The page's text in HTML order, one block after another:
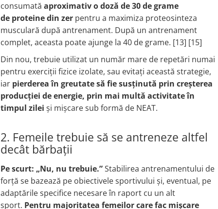
consumată aproximativ o doză de 30 de grame
de proteine din zer pentru a maximiza proteosinteza
musculară după antrenament. După un antrenament
complet, aceasta poate ajunge la 40 de grame. [13] [15]
Din nou, trebuie utilizat un număr mare de repetări numai
pentru exerciții fizice izolate, sau evitați această strategie,
iar pierderea în greutate să fie susținută prin creșterea
producției de energie, prin mai multă activitate în
timpul zilei și mișcare sub formă de NEAT.
2. Femeile trebuie să se antreneze altfel
decât bărbații
Pe scurt: „Nu, nu trebuie.”Stabilirea antrenamentului de
forță se bazează pe obiectivele sportivului și, eventual, pe
adaptările specifice necesare în raport cu un alt
sport. Pentru majoritatea femeilor care fac mișcare